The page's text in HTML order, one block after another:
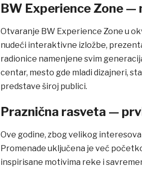
BW Experience Zone
Otvaranje BW Experience Zone u
nudeći interaktivne izložbe,
radionice namenjene svim
centar, mesto gde mladi dizajneri,
predstave široj publici.
Praznična rasveta —
Ove godine, zbog velikog
Promenade uključena je već
inspirisane motivima reke i